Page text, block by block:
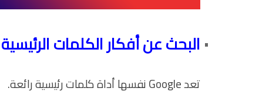
البحث عن أفكار الكلمات
تعد Google نفسها أداة كلمات رئيسية رائعة.